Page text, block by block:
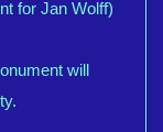
for Jan Wolff)
will